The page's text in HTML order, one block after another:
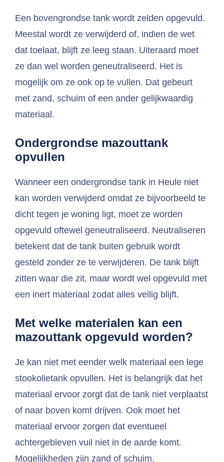
Een bovengrondse tank wordt zelden opgevuld.
Meestal wordt ze verwijderd of, indien de wet
dat toelaat, blijft ze leeg staan. Uiteraard moet
ze dan wel worden geneutraliseerd. Het is
mogelijk om ze ook op te vullen. Dat gebeurt
met zand, schuim of een ander gelijkwaardig
materiaal.
Ondergrondse mazouttank
opvullen
Wanneer een ondergrondse tank in Heule niet
kan worden verwijderd omdat ze bijvoorbeeld te
dicht tegen je woning ligt, moet ze worden
opgevuld oftewel geneutraliseerd. Neutraliseren
betekent dat de tank buiten gebruik wordt
gesteld zonder ze te verwijderen. De tank blijft
zitten waar die zit, maar wordt wel opgevuld met
een inert materiaal zodat alles veilig blijft.
Met welke materialen kan een
mazouttank opgevuld worden?
Je kan niet met eender welk materiaal een lege
stookolietank opvullen. Het is belangrijk dat het
materiaal ervoor zorgt dat de tank niet verplaatst
of naar boven komt drijven. Ook moet het
materiaal ervoor zorgen dat eventueel
achtergebleven vuil niet in de aarde komt.
Mogelijkheden zijn zand of schuim.